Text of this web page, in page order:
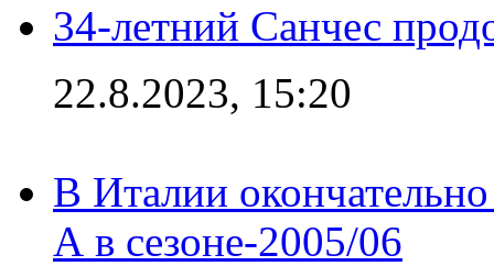
34-летний Санчес
22.8.2023, 15:20
В Италии
А в сезоне-2005/06